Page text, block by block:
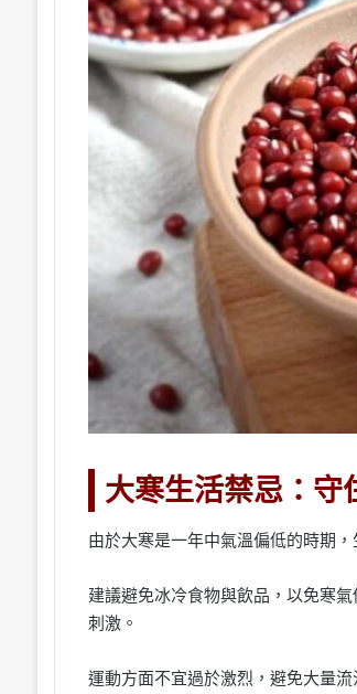
大寒生活禁忌：守
由於大寒是一年中氣溫偏低的時期，
建議避免冰冷食物與飲品，以免寒
刺激。
運動方面不宜過於激烈，避免大量